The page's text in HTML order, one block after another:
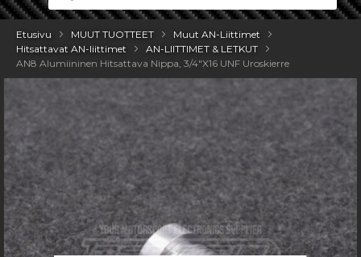
Etusivu MUUT TUOTTEET
Muut AN-Liittimet
Hitsattavat AN-liittimet
AN-LIITTIMET & LETKUT
AN8 Alumiininen Hitsattava Nippa, 3/4"X16 UNF Uroskierre
the
end
of
the
images
gallery